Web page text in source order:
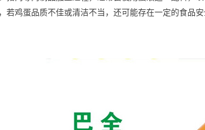
若鸡蛋品质不佳或清洁不当，还可能存在一定的食品安